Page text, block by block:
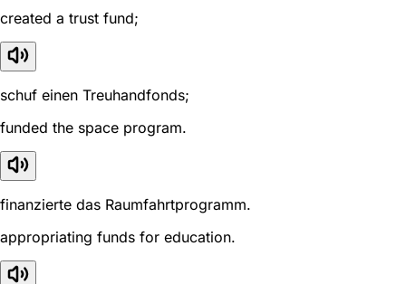
created a trust fund;
schuf einen Treuhandfonds;
funded the space program.
finanzierte das Raumfahrtprogramm.
appropriating funds for education.